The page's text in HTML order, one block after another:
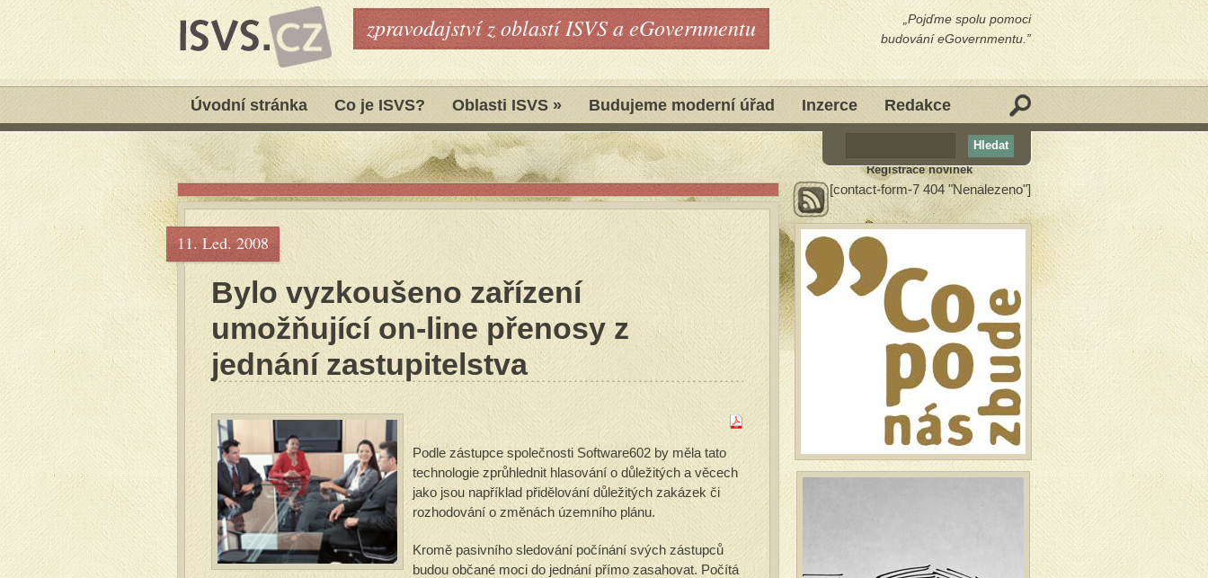
„Pojďme spolu pomoci
budování eGovernmentu.”
zpravodajství z oblastí ISVS a eGovernmentu
Úvodní stránka Co je ISVS? Oblasti ISVS » Budujeme moderní úřad Inzerce Redakce
11. Led. 2008
Bylo vyzkoušeno zařízení
umožňující on-line přenosy z
jednání zastupitelstva
Podle zástupce společnosti Software602 by měla tato
technologie zprůhlednit hlasování o důležitých a věcech
jako jsou například přidělování důležitých zakázek či
rozhodování o změnách územního plánu.
Kromě pasivního sledování počínání svých zástupců
budou občané moci do jednání přímo zasahovat. Počítá
Registrace novinek
[contact-form-7 404 "Nenalezeno"]